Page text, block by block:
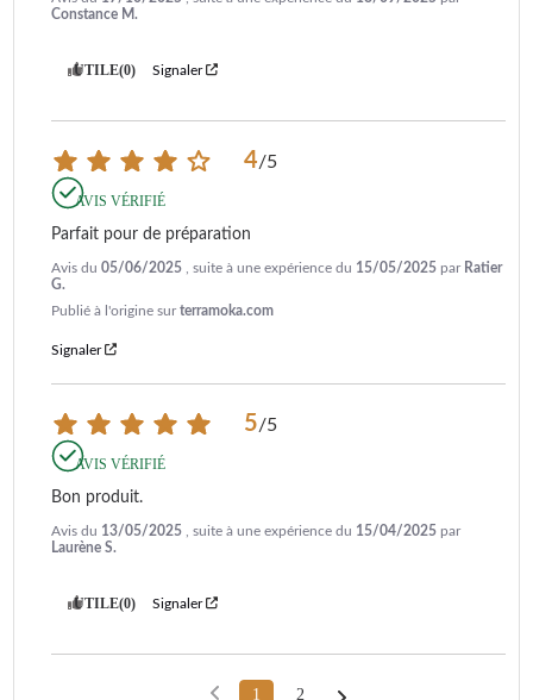
Constance M.
UTILE(0) Signaler
4/5
AVIS VÉRIFIÉ
Parfait pour de préparation
Avis du 05/06/2025 , suite à une expérience du 15/05/2025 par Ratier
G.
Publié à l'origine surterramoka.com
Signaler
5/5
AVIS VÉRIFIÉ
Bon produit.
Avis du 13/05/2025 , suite à une expérience du 15/04/2025 par
Laurène S.
UTILE(0) Signaler
1 2